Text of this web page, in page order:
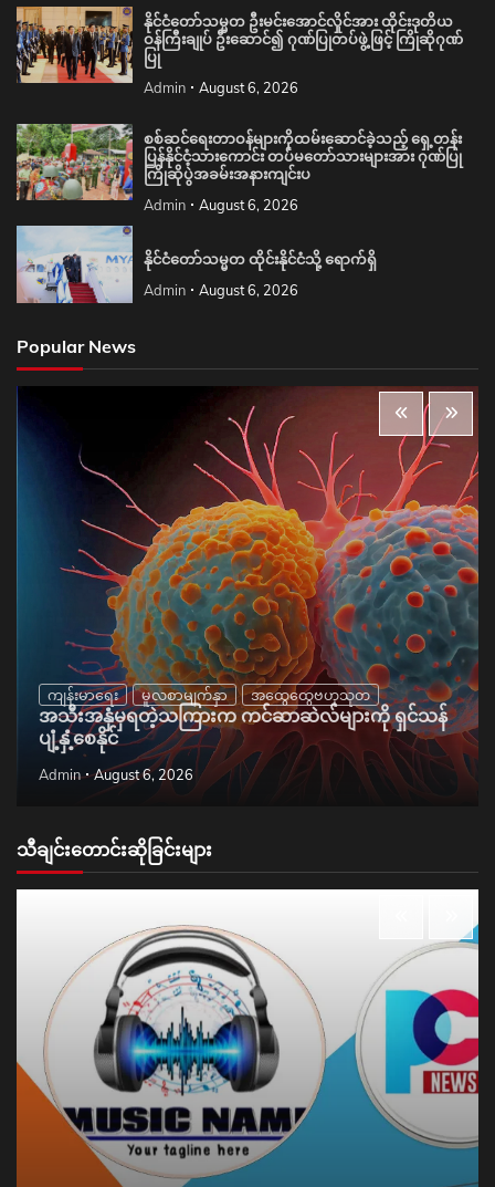
နိုင်ငံတော်သမ္မတ ဦးမင်းအောင်လှိုင်အား ထိုင်းဒုတိယ
ဝန်ကြီးချုပ် ဦးဆောင်၍ ဂုဏ်ပြုတပ်ဖွဲ့ဖြင့် ကြိုဆိုဂုဏ်
ပြု
Admin August 6, 2026
စစ်ဆင်ရေးတာဝန်များကိုထမ်းဆောင်ခဲ့သည့် ရှေ့တန်း
ပြန်နိုင်ငံ့သားကောင်း တပ်မတော်သားများအား ဂုဏ်ပြု
ကြိုဆိုပွဲအခမ်းအနားကျင်းပ
Admin August 6, 2026
နိုင်ငံတော်သမ္မတ ထိုင်းနိုင်ငံသို့ ရောက်ရှိ
Admin August 6, 2026
Popular News
ကျန်းမာရေး မူလစာမျက်နှာ အထွေထွေဗဟုသုတ
အသီးအနှံမှရတဲ့သကြားက ကင်ဆာဆဲလ်များကို ရှင်သန်
ပျံ့နှံ့စေနိုင်
Admin August 6, 2026
သီချင်းတောင်းဆိုခြင်းများ